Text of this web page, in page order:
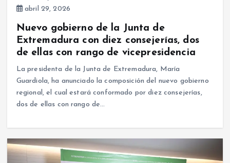
abril 29, 2026
Nuevo gobierno de la Junta de
Extremadura con diez consejerías, dos
de ellas con rango de vicepresidencia
La presidenta de la Junta de Extremadura, María
Guardiola, ha anunciado la composición del nuevo gobierno
regional, el cual estará conformado por diez consejerías,
dos de ellas con rango de…